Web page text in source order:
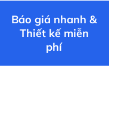
Báo giá nhanh &
Thiết kế miễn
phí